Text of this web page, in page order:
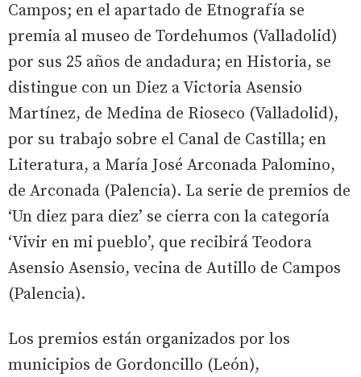
Campos; en el apartado de Etnografía se
premia al museo de Tordehumos (Valladolid)
por sus 25 años de andadura; en Historia, se
distingue con un Diez a Victoria Asensio
Martínez, de Medina de Rioseco (Valladolid),
por su trabajo sobre el Canal de Castilla; en
Literatura, a María José Arconada Palomino,
de Arconada (Palencia). La serie de premios de
‘Un diez para diez’ se cierra con la categoría
‘Vivir en mi pueblo’, que recibirá Teodora
Asensio Asensio, vecina de Autillo de Campos
(Palencia).
Los premios están organizados por los
municipios de Gordoncillo (León),